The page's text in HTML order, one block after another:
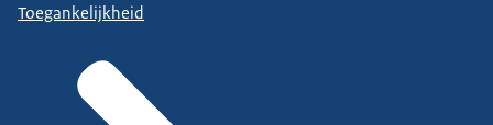
Toegankelijkheid